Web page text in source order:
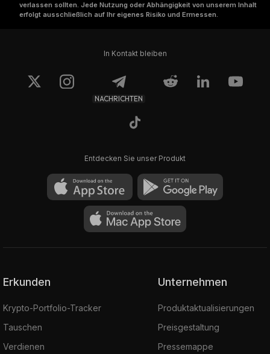
verlassen sollten. Jede Nutzung oder Abhängigkeit von unserem Inhalt
erfolgt ausschließlich auf Ihr eigenes Risiko und Ermessen.
In Kontakt bleiben
NACHRICHTEN
Entdecken Sie unser Produkt
Erkunden
Krypto-Portfolio-Tracker
Tauschen
Verdienen
Unternehmen
Produktaktualisierungen
Preisgestaltung
Pressemappe